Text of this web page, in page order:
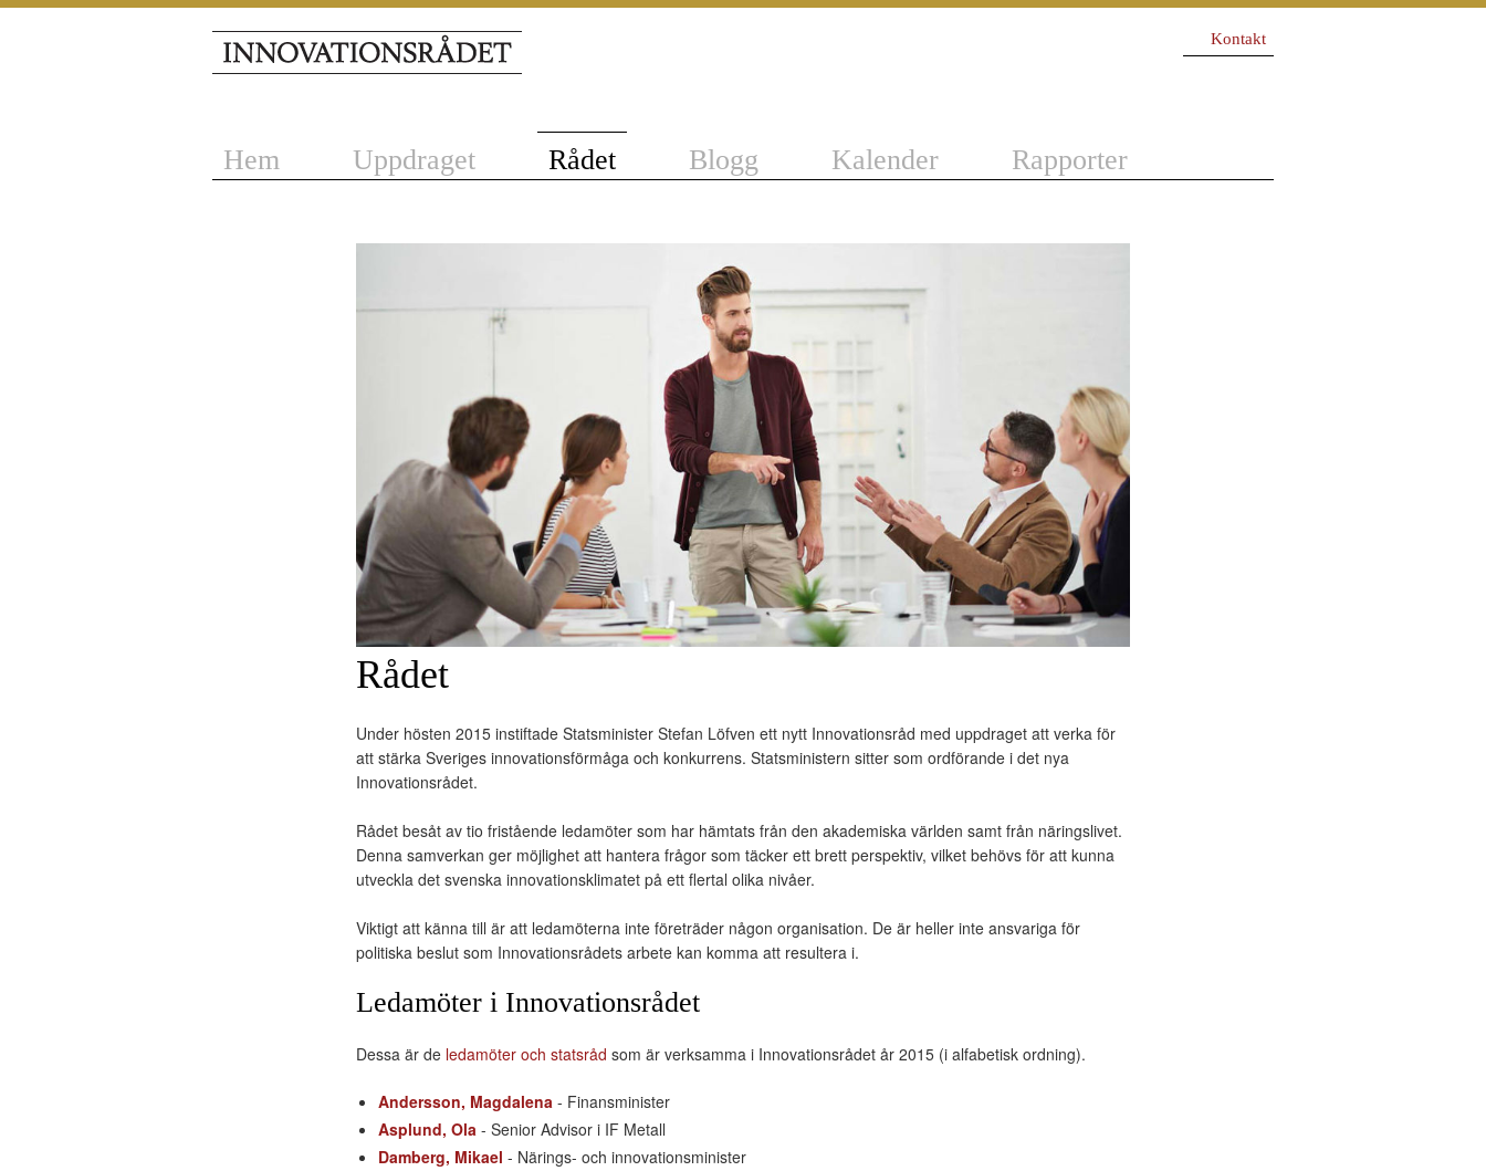
Kontakt
Hem Uppdraget Rådet Blogg Kalender Rapporter
Rådet
Under hösten 2015 instiftade Statsminister Stefan Löfven ett nytt Innovationsråd med uppdraget att verka för
att stärka Sveriges innovationsförmåga och konkurrens. Statsministern sitter som ordförande i det nya
Innovationsrådet.
Rådet besåt av tio fristående ledamöter som har hämtats från den akademiska världen samt från näringslivet.
Denna samverkan ger möjlighet att hantera frågor som täcker ett brett perspektiv, vilket behövs för att kunna
utveckla det svenska innovationsklimatet på ett flertal olika nivåer.
Viktigt att känna till är att ledamöterna inte företräder någon organisation. De är heller inte ansvariga för
politiska beslut som Innovationsrådets arbete kan komma att resultera i.
Ledamöter i Innovationsrådet
Dessa är de ledamöter och statsråd som är verksamma i Innovationsrådet år 2015 (i alfabetisk ordning).
Andersson, Magdalena - Finansminister
Asplund, Ola - Senior Advisor i IF Metall
Damberg, Mikael - Närings- och innovationsminister